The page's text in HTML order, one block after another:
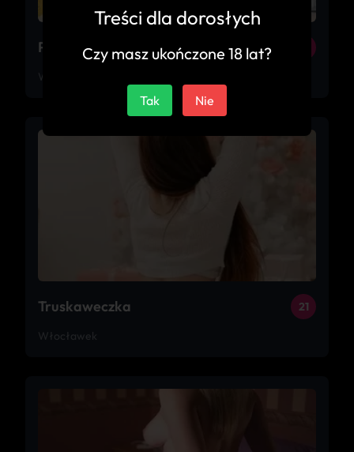
Pati de lux
Włocławek
Truskaweczka 21
Włocławek
Treści dla dorosłych
Czy masz ukończone 18 lat?
Tak Nie